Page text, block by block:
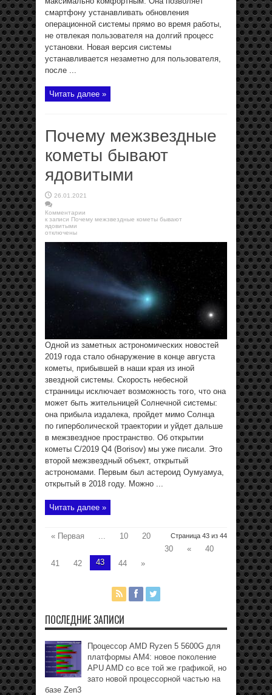
смартфону устанавливать обновления
операционной системы прямо во время работы,
не отвлекая пользователя на долгий процесс
установки. Новая версия системы
устанавливается незаметно для пользователя,
после ...
Читать далее »
Почему межзвездные
кометы бывают
ядовитыми
26.01.2021
Комментарии
к записи Почему межзвездные кометы бывают
ядовитыми
отключены
Одной из заметных астрономических новостей
2019 года стало обнаружение в конце августа
кометы, прибывшей в наши края из иной
звездной системы. Скорость небесной
странницы исключает возможность того, что она
может быть жительницей Солнечной системы:
она прибыла издалека, пройдет мимо Солнца
по гиперболической траектории и уйдет дальше
в межзвездное пространство. Об открытии
кометы C/2019 Q4 (Borisov) мы уже писали. Это
второй межзвездный объект, открытый
астрономами. Первым был астероид Оумуамуа,
открытый в 2018 году. Можно ...
Читать далее »
Страница 43 из 44
« Первая ... 10
20
30
«
40
41
42 43 44 »
ПОСЛЕДНИЕ ЗАПИСИ
Процессор AMD Ryzen 5 5600G для
платформы АМ4: новое поколение
APU AMD со все той же графикой, но
зато новой процессорной частью на
базе Zen3